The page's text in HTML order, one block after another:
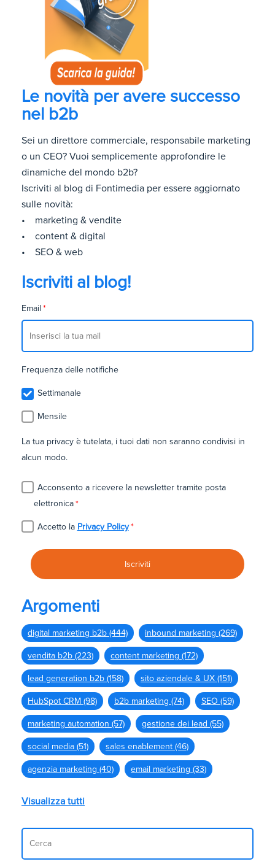
Le novità per avere successo
nel b2b
Sei un direttore commerciale, responsabile marketing
o un CEO? Vuoi semplicemente approfondire le
dinamiche del mondo b2b?
Iscriviti al blog di Fontimedia per essere aggiornato
sulle novità:
• marketing & vendite
• content & digital
• SEO & web
Iscriviti al blog!
Email *
Frequenza delle notifiche
Settimanale
Mensile
La tua privacy è tutelata, i tuoi dati non saranno condivisi in
alcun modo.
Acconsento a ricevere la newsletter tramite posta
elettronica*
Accetto la Privacy Policy *
Argomenti
digital marketing b2b (444) inbound marketing (269)
vendita b2b (223) content marketing (172)
lead generation b2b (158) sito aziendale & UX (151)
HubSpot CRM (98) b2b marketing (74) SEO (59)
marketing automation (57) gestione dei lead (55)
social media (51) sales enablement (46)
agenzia marketing (40) email marketing (33)
Visualizza tutti